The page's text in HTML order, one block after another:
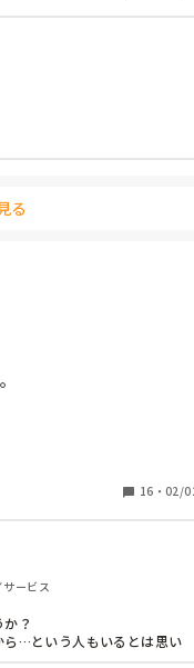
いながら言っていた80代
うです。スタッフaさん
のをしているということ
たるのか…
せん。
ルール等には動いて頂き
で言えてしまう所にも腹
さっている人のモチベー
る
出勤なのにお風呂に入れ
したので)
で、
ネルギーを使うと。
16 ・ 02/
ービス
？
ら…という人もいるとは思い